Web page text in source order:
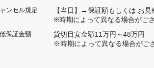
ンセル規定
【当日】→保証額もしくは お見
※時期によって異なる場合がござ
保証金額
貸切目安金額11万円～48万円
※時期によって異なる場合がご